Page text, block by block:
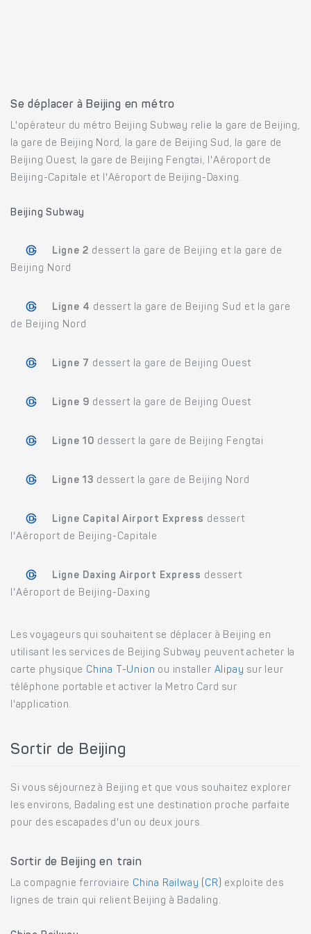
Se déplacer à Beijing en métro
L'opérateur du métro Beijing Subway relie la gare de Beijing,
la gare de Beijing Nord, la gare de Beijing Sud, la gare de
Beijing Ouest, la gare de Beijing Fengtai, l'Aéroport de
Beijing-Capitale et l'Aéroport de Beijing-Daxing.
Beijing Subway
Ligne 2 dessert la gare de Beijing et la gare de
Beijing Nord
Ligne 4 dessert la gare de Beijing Sud et la gare
de Beijing Nord
Ligne 7 dessert la gare de Beijing Ouest
Ligne 9 dessert la gare de Beijing Ouest
Ligne 10 dessert la gare de Beijing Fengtai
Ligne 13 dessert la gare de Beijing Nord
Ligne Capital Airport Express dessert
l'Aéroport de Beijing-Capitale
Ligne Daxing Airport Express dessert
l'Aéroport de Beijing-Daxing
Les voyageurs qui souhaitent se déplacer à Beijing en
utilisant les services de Beijing Subway peuvent acheter la
carte physique China T-Union ou installer Alipay sur leur
téléphone portable et activer la Metro Card sur
l'application.
Sortir de Beijing
Si vous séjournez à Beijing et que vous souhaitez explorer
les environs, Badaling est une destination proche parfaite
pour des escapades d'un ou deux jours.
Sortir de Beijing en train
La compagnie ferroviaire China Railway (CR) exploite des
lignes de train qui relient Beijing à Badaling.